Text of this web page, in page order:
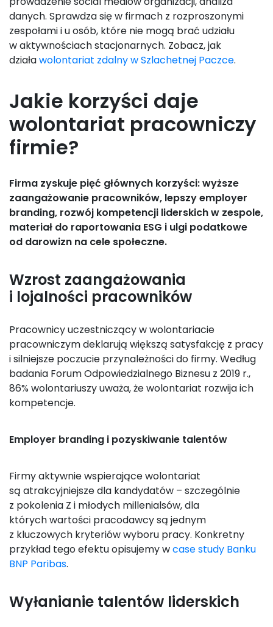
danych. Sprawdza się w firmach z rozproszonymi
zespołami i u osób, które nie mogą brać udziału
w aktywnościach stacjonarnych. Zobacz, jak
działawolontariat zdalny w Szlachetnej Paczce.
Jakie korzyści daje
wolontariat pracowniczy
firmie?
Firma zyskuje pięć głównych korzyści: wyższe
zaangażowanie pracowników, lepszy employer
branding, rozwój kompetencji liderskich w zespole,
materiał do raportowania ESG i ulgi podatkowe
od darowizn na cele społeczne.
Wzrost zaangażowania
i lojalności pracowników
Pracownicy uczestniczący w wolontariacie
pracowniczym deklarują większą satysfakcję z pracy
i silniejsze poczucie przynależności do firmy. Według
badania Forum Odpowiedzialnego Biznesu z 2019 r.,
86% wolontariuszy uważa, że wolontariat rozwija ich
kompetencje.
Employer branding i pozyskiwanie talentów
Firmy aktywnie wspierające wolontariat
są atrakcyjniejsze dla kandydatów – szczególnie
z pokolenia Z i młodych millenialsów, dla
których wartości pracodawcy są jednym
z kluczowych kryteriów wyboru pracy. Konkretny
przykład tego efektu opisujemy wcase study Banku
BNP Paribas.
Wyłanianie talentów liderskich